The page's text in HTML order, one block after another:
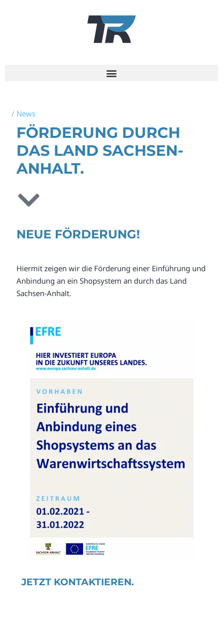
/ News
FÖRDERUNG DURCH
DAS LAND SACHSEN-
ANHALT.
NEUE FÖRDERUNG!
Hiermit zeigen wir die Förderung einer Einführung und
Anbindung an ein Shopsystem an durch das Land
Sachsen-Anhalt.
JETZT KONTAKTIEREN.